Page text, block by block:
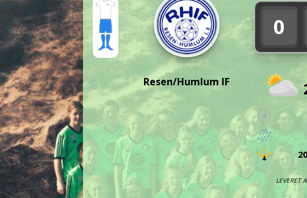
Resen/Humlum IF
0
LEVERET